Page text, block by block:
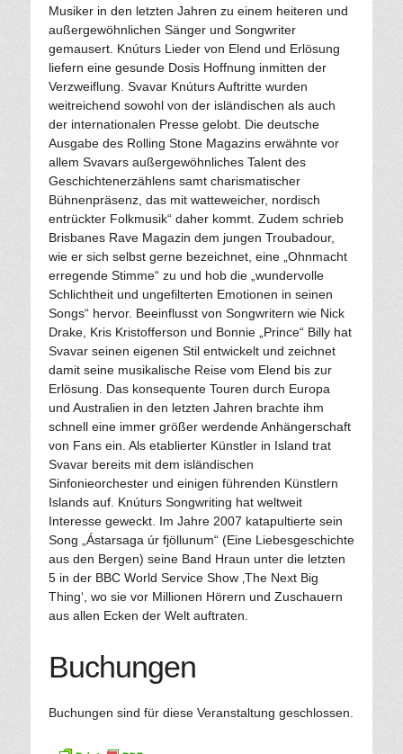
Musiker in den letzten Jahren zu einem heiteren und
außergewöhnlichen Sänger und Songwriter
gemausert. Knúturs Lieder von Elend und Erlösung
liefern eine gesunde Dosis Hoffnung inmitten der
Verzweiflung. Svavar Knúturs Auftritte wurden
weitreichend sowohl von der isländischen als auch
der internationalen Presse gelobt. Die deutsche
Ausgabe des Rolling Stone Magazins erwähnte vor
allem Svavars außergewöhnliches Talent des
Geschichtenerzählens samt charismatischer
Bühnenpräsenz, das mit watteweicher, nordisch
entrückter Folkmusik“ daher kommt. Zudem schrieb
Brisbanes Rave Magazin dem jungen Troubadour,
wie er sich selbst gerne bezeichnet, eine „Ohnmacht
erregende Stimme“ zu und hob die „wundervolle
Schlichtheit und ungefilterten Emotionen in seinen
Songs“ hervor. Beeinflusst von Songwritern wie Nick
Drake, Kris Kristofferson und Bonnie „Prince“ Billy hat
Svavar seinen eigenen Stil entwickelt und zeichnet
damit seine musikalische Reise vom Elend bis zur
Erlösung. Das konsequente Touren durch Europa
und Australien in den letzten Jahren brachte ihm
schnell eine immer größer werdende Anhängerschaft
von Fans ein. Als etablierter Künstler in Island trat
Svavar bereits mit dem isländischen
Sinfonieorchester und einigen führenden Künstlern
Islands auf. Knúturs Songwriting hat weltweit
Interesse geweckt. Im Jahre 2007 katapultierte sein
Song „Ástarsaga úr fjöllunum“ (Eine Liebesgeschichte
aus den Bergen) seine Band Hraun unter die letzten
5 in der BBC World Service Show ‚The Next Big
Thing‘, wo sie vor Millionen Hörern und Zuschauern
aus allen Ecken der Welt auftraten.
Buchungen
Buchungen sind für diese Veranstaltung geschlossen.